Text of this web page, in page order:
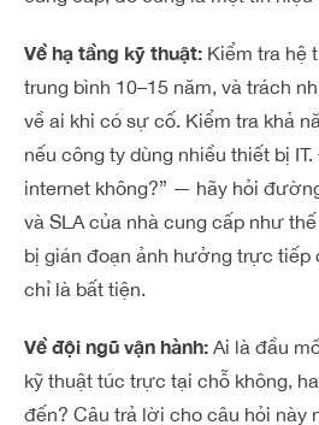
Về hạ tầng kỹ thuật: Kiểm tra hệ
trung bình 10–15 năm, và trách
về ai khi có sự cố. Kiểm tra khả
nếu công ty dùng nhiều thiết bị
internet không?” — hãy hỏi
và SLA của nhà cung cấp như
bị gián đoạn ảnh hưởng trực tiếp
chỉ là bất tiện.
Về đội ngũ vận hành: Ai là đầu
kỹ thuật túc trực tại chỗ không,
đến? Câu trả lời cho câu hỏi này